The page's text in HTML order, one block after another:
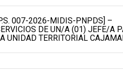
007-2026-MIDIS-PNPDS] –
DE UN/A (01) JEFE/A
UNIDAD TERRITORIAL